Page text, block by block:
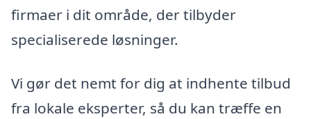
firmaer i dit område, der tilbyder
specialiserede løsninger.
Vi gør det nemt for dig at indhente tilbud
fra lokale eksperter, så du kan træffe en